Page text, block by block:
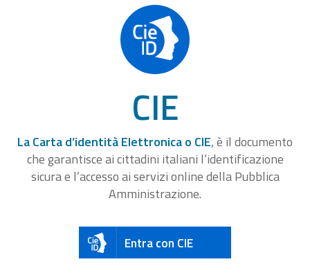
CIE
La Carta d’identità Elettronica o CIE, è il documento
che garantisce ai cittadini italiani l’identificazione
sicura e l’accesso ai servizi online della Pubblica
Amministrazione.
Entra con CIE